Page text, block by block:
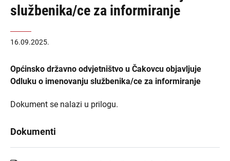
službenika/ce za informiranje
16.09.2025.
Općinsko državno odvjetništvo u Čakovcu objavljuje
Odluku o imenovanju službenika/ce za informiranje
Dokument se nalazi u prilogu.
Dokumenti